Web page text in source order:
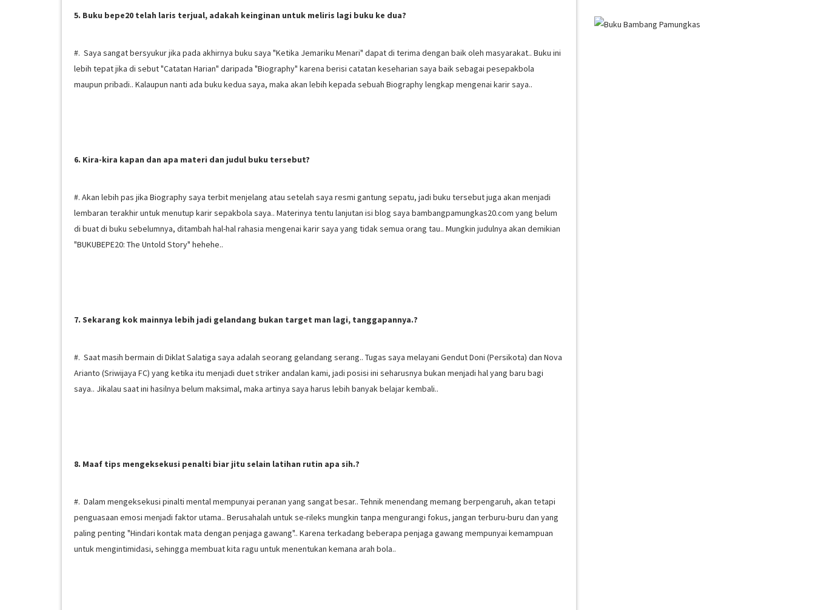
5. Buku bepe20 telah laris terjual, adakah keinginan untuk meliris lagi buku ke dua?
#. Saya sangat bersyukur jika pada akhirnya buku saya "Ketika Jemariku Menari" dapat di terima dengan baik oleh masyarakat.. Buku ini
lebih tepat jika di sebut "Catatan Harian" daripada "Biography" karena berisi catatan keseharian saya baik sebagai pesepakbola
maupun pribadi.. Kalaupun nanti ada buku kedua saya, maka akan lebih kepada sebuah Biography lengkap mengenai karir saya..
6. Kira-kira kapan dan apa materi dan judul buku tersebut?
#. Akan lebih pas jika Biography saya terbit menjelang atau setelah saya resmi gantung sepatu, jadi buku tersebut juga akan menjadi
lembaran terakhir untuk menutup karir sepakbola saya.. Materinya tentu lanjutan isi blog saya bambangpamungkas20.com yang belum
di buat di buku sebelumnya, ditambah hal-hal rahasia mengenai karir saya yang tidak semua orang tau.. Mungkin judulnya akan demikian
"BUKUBEPE20: The Untold Story" hehehe..
7. Sekarang kok mainnya lebih jadi gelandang bukan target man lagi, tanggapannya.?
#. Saat masih bermain di Diklat Salatiga saya adalah seorang gelandang serang.. Tugas saya melayani Gendut Doni (Persikota) dan Nova
Arianto (Sriwijaya FC) yang ketika itu menjadi duet striker andalan kami, jadi posisi ini seharusnya bukan menjadi hal yang baru bagi
saya.. Jikalau saat ini hasilnya belum maksimal, maka artinya saya harus lebih banyak belajar kembali..
8. Maaf tips mengeksekusi penalti biar jitu selain latihan rutin apa sih.?
#. Dalam mengeksekusi pinalti mental mempunyai peranan yang sangat besar.. Tehnik menendang memang berpengaruh, akan tetapi
penguasaan emosi menjadi faktor utama.. Berusahalah untuk se-rileks mungkin tanpa mengurangi fokus, jangan terburu-buru dan yang
paling penting "Hindari kontak mata dengan penjaga gawang".. Karena terkadang beberapa penjaga gawang mempunyai kemampuan
untuk mengintimidasi, sehingga membuat kita ragu untuk menentukan kemana arah bola..